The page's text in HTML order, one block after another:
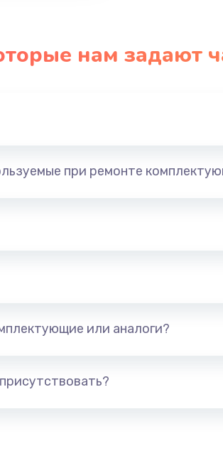
нам задают
при ремонте
или аналоги?